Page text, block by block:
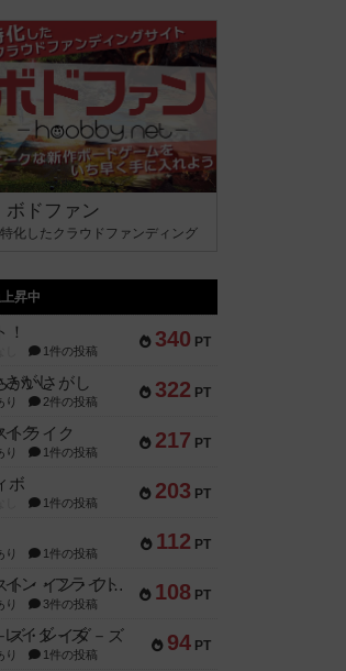
ボドファン
化したクラウドファンディング
昇中
340 PT
1件の投稿
322 PT
がいさがし
り 2件の投稿
217 PT
トライク
り 1件の投稿
203 PT
ボ
1件の投稿
112 PT
り 1件の投稿
108 PT
ファースト・イン・フライト
り 3件の投稿
94 PT
ズ・レイダ－ズ
り 1件の投稿